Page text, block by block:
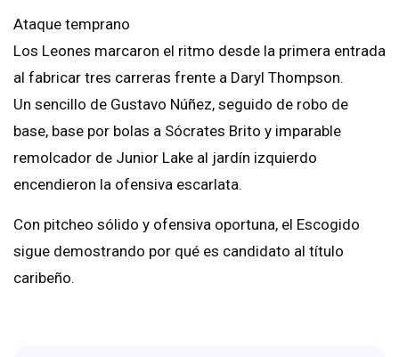
Ataque temprano
Los Leones marcaron el ritmo desde la primera entrada
al fabricar tres carreras frente a Daryl Thompson.
Un sencillo de Gustavo Núñez, seguido de robo de
base, base por bolas a Sócrates Brito y imparable
remolcador de Junior Lake al jardín izquierdo
encendieron la ofensiva escarlata.
Con pitcheo sólido y ofensiva oportuna, el Escogido
sigue demostrando por qué es candidato al título
caribeño.